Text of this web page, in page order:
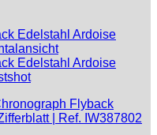
Flyback
| Ref. IW387802